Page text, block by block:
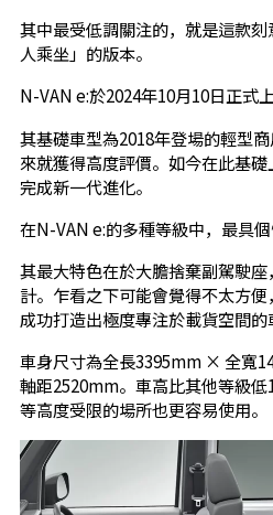
其中最受低調關注的，就是這款
人乘坐」的版本。
N-VAN e:於2024年10月10日正式上
其基礎車型為2018年登場的輕型
來就獲得高度評價。如今在此基礎
完成新一代進化。
在N-VAN e:的多種等級中，最具個
其最大特色在於大膽捨棄副駕駛
計。乍看之下可能會覺得不太方
成功打造出極度專注於載貨空間的
車身尺寸為全長3395mm × 全寬
軸距2520mm。車高比其他等級
等高度受限的場所也更容易使用。